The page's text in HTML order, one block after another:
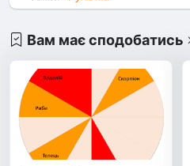
Вам має сподобатись